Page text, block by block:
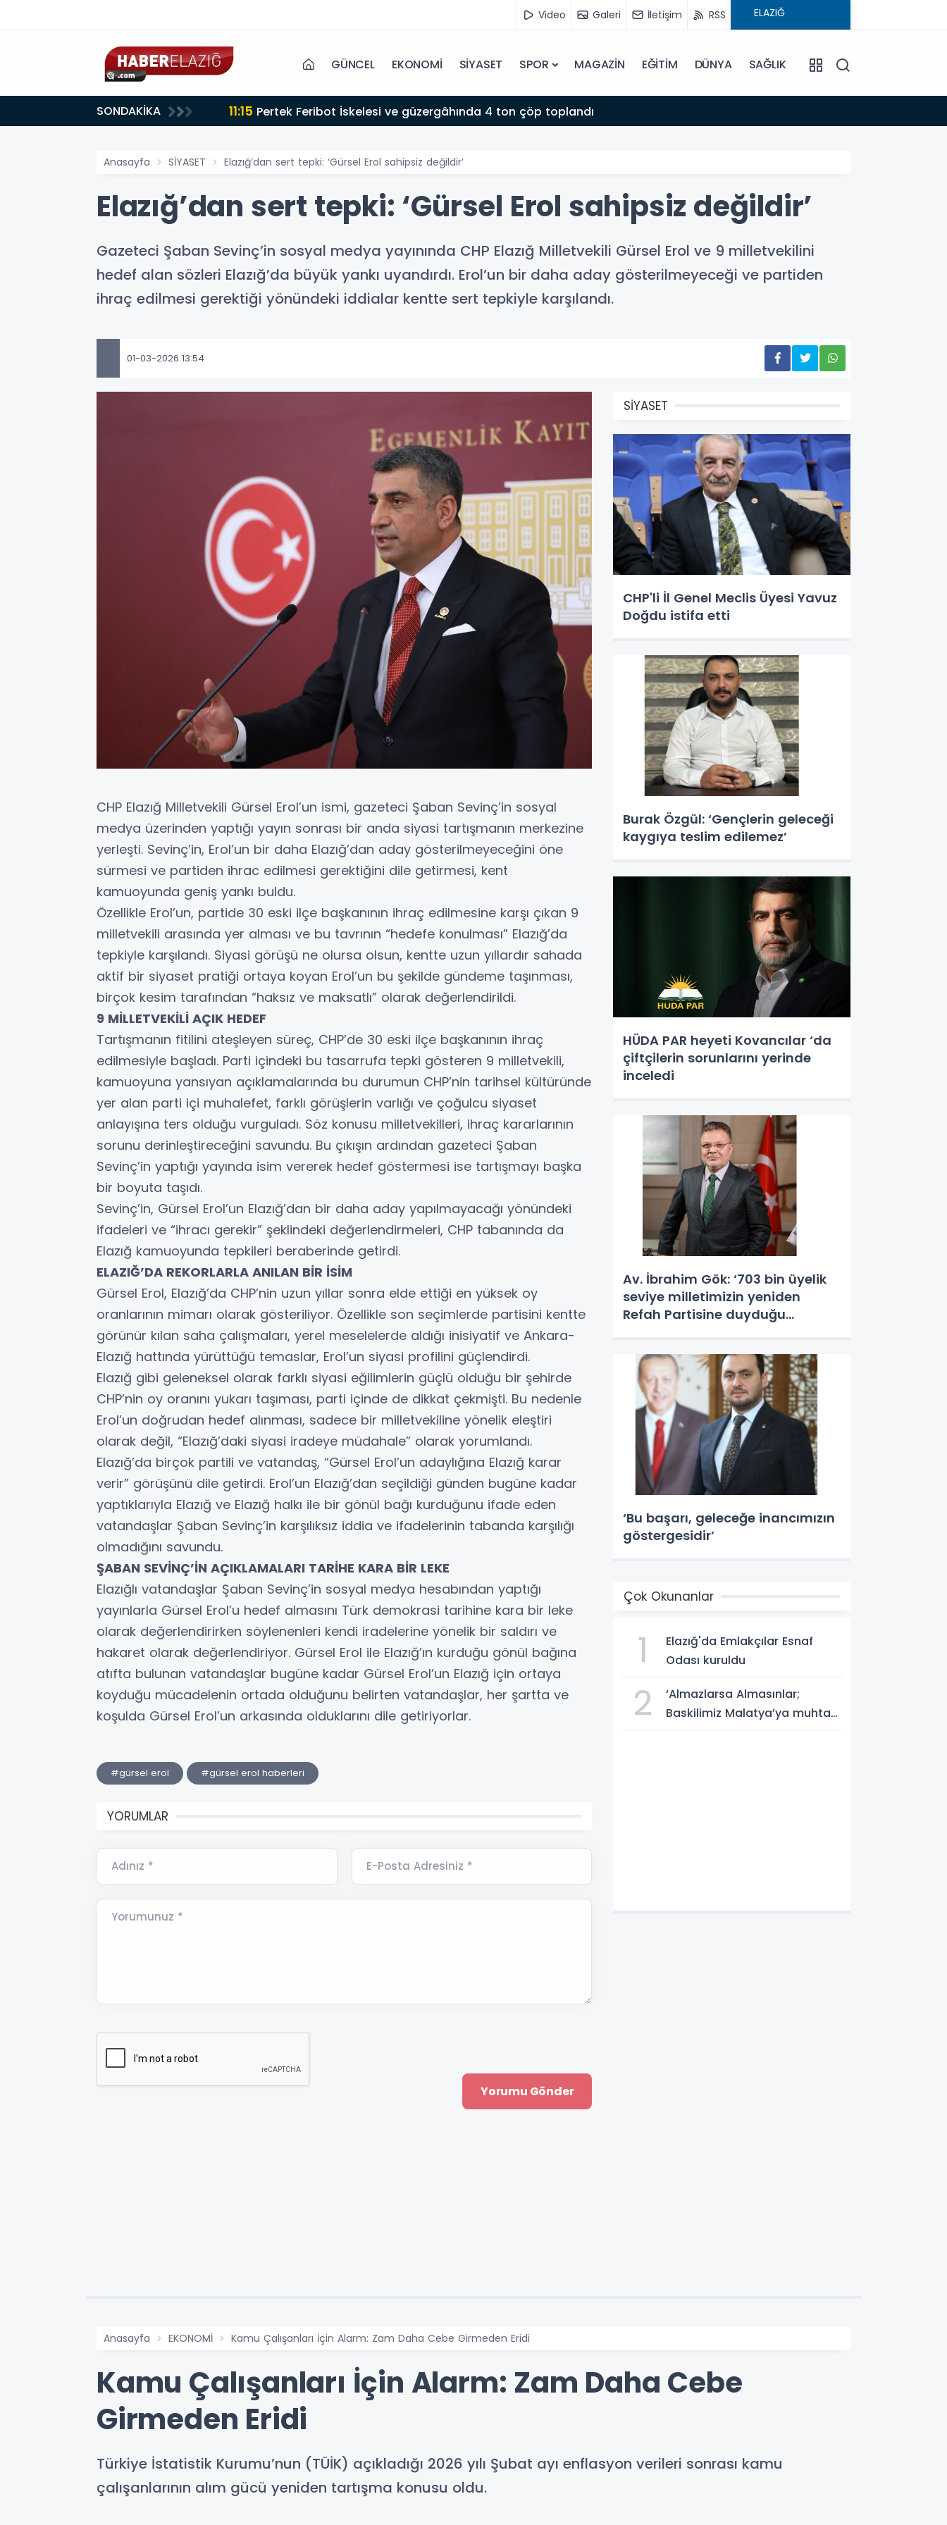
Video Galeri İletişim RSS
GÜNCEL EKONOMİ SİYASET SPOR MAGAZİN EĞİTİM DÜNYA SAĞLIK
SONDAKİKA 10:37 CHP'li İl Genel Meclis Üyesi Yavuz Doğdu istifa etti
Anasayfa SİYASET Elazığ’dan sert tepki: ‘Gürsel Erol sahipsiz değildir’
Elazığ’dan sert tepki: ‘Gürsel Erol sahipsiz değildir’
Gazeteci Şaban Sevinç’in sosyal medya yayınında CHP Elazığ Milletvekili Gürsel Erol ve 9 milletvekilini
hedef alan sözleri Elazığ’da büyük yankı uyandırdı. Erol’un bir daha aday gösterilmeyeceği ve partiden
ihraç edilmesi gerektiği yönündeki iddialar kentte sert tepkiyle karşılandı.
01-03-2026 13:54
CHP Elazığ Milletvekili Gürsel Erol’un ismi, gazeteci Şaban Sevinç’in sosyal
medya üzerinden yaptığı yayın sonrası bir anda siyasi tartışmanın merkezine
yerleşti. Sevinç’in, Erol’un bir daha Elazığ’dan aday gösterilmeyeceğini öne
sürmesi ve partiden ihrac edilmesi gerektiğini dile getirmesi, kent
kamuoyunda geniş yankı buldu.
Özellikle Erol’un, partide 30 eski ilçe başkanının ihraç edilmesine karşı çıkan 9
milletvekili arasında yer alması ve bu tavrının “hedefe konulması” Elazığ’da
tepkiyle karşılandı. Siyasi görüşü ne olursa olsun, kentte uzun yıllardır sahada
aktif bir siyaset pratiği ortaya koyan Erol’un bu şekilde gündeme taşınması,
birçok kesim tarafından “haksız ve maksatlı” olarak değerlendirildi.
9 MİLLETVEKİLİ AÇIK HEDEF
Tartışmanın fitilini ateşleyen süreç, CHP’de 30 eski ilçe başkanının ihraç
edilmesiyle başladı. Parti içindeki bu tasarrufa tepki gösteren 9 milletvekili,
kamuoyuna yansıyan açıklamalarında bu durumun CHP’nin tarihsel kültüründe
yer alan parti içi muhalefet, farklı görüşlerin varlığı ve çoğulcu siyaset
anlayışına ters olduğu vurguladı. Söz konusu milletvekilleri, ihraç kararlarının
sorunu derinleştireceğini savundu. Bu çıkışın ardından gazeteci Şaban
Sevinç’in yaptığı yayında isim vererek hedef göstermesi ise tartışmayı başka
bir boyuta taşıdı.
Sevinç’in, Gürsel Erol’un Elazığ’dan bir daha aday yapılmayacağı yönündeki
ifadeleri ve “ihracı gerekir” şeklindeki değerlendirmeleri, CHP tabanında da
Elazığ kamuoyunda tepkileri beraberinde getirdi.
ELAZIĞ’DA REKORLARLA ANILAN BİR İSİM
Gürsel Erol, Elazığ’da CHP’nin uzun yıllar sonra elde ettiği en yüksek oy
oranlarının mimarı olarak gösteriliyor. Özellikle son seçimlerde partisini kentte
görünür kılan saha çalışmaları, yerel meselelerde aldığı inisiyatif ve Ankara-
Elazığ hattında yürüttüğü temaslar, Erol’un siyasi profilini güçlendirdi.
Elazığ gibi geleneksel olarak farklı siyasi eğilimlerin güçlü olduğu bir şehirde
CHP’nin oy oranını yukarı taşıması, parti içinde de dikkat çekmişti. Bu nedenle
Erol’un doğrudan hedef alınması, sadece bir milletvekiline yönelik eleştiri
olarak değil, “Elazığ’daki siyasi iradeye müdahale” olarak yorumlandı.
Elazığ’da birçok partili ve vatandaş, “Gürsel Erol’un adaylığına Elazığ karar
verir” görüşünü dile getirdi. Erol’un Elazığ’dan seçildiği günden bugüne kadar
yaptıklarıyla Elazığ ve Elazığ halkı ile bir gönül bağı kurduğunu ifade eden
vatandaşlar Şaban Sevinç’in karşılıksız iddia ve ifadelerinin tabanda karşılığı
olmadığını savundu.
ŞABAN SEVİNÇ’İN AÇIKLAMALARI TARİHE KARA BİR LEKE
Elazığlı vatandaşlar Şaban Sevinç’in sosyal medya hesabından yaptığı
yayınlarla Gürsel Erol’u hedef almasını Türk demokrasi tarihine kara bir leke
olarak değerlendirirken söylenenleri kendi iradelerine yönelik bir saldırı ve
hakaret olarak değerlendiriyor. Gürsel Erol ile Elazığ’ın kurduğu gönül bağına
atıfta bulunan vatandaşlar bugüne kadar Gürsel Erol’un Elazığ için ortaya
koyduğu mücadelenin ortada olduğunu belirten vatandaşlar, her şartta ve
koşulda Gürsel Erol’un arkasında olduklarını dile getiriyorlar.
#gürsel erol #gürsel erol haberleri
YORUMLAR
Adınız * E-Posta Adresiniz *
Yorumunuz *
SİYASET
CHP'li İl Genel Meclis Üyesi Yavuz
Doğdu istifa etti
Burak Özgül: ‘Gençlerin geleceği
kaygıya teslim edilemez’
HÜDA PAR heyeti Kovancılar ‘da
çiftçilerin sorunlarını yerinde
inceledi
Av. İbrahim Gök: ‘703 bin üyelik
seviye milletimizin yeniden
Refah Partisine duyduğu
‘Bu başarı, geleceğe inancımızın
göstergesidir’
Çok Okunanlar
1
Elazığ'da Emlakçılar Esnaf
Odası kuruldu
2
‘Almazlarsa Almasınlar;
Baskilimiz Malatya’ya muhtaç
Anasayfa EKONOMİ Kamu Çalışanları İçin Alarm: Zam Daha Cebe Girmeden Eridi
Kamu Çalışanları İçin Alarm: Zam Daha Cebe
Girmeden Eridi
Türkiye İstatistik Kurumu’nun (TÜİK) açıkladığı 2026 yılı Şubat ayı enflasyon verileri sonrası kamu
çalışanlarının alım gücü yeniden tartışma konusu oldu.